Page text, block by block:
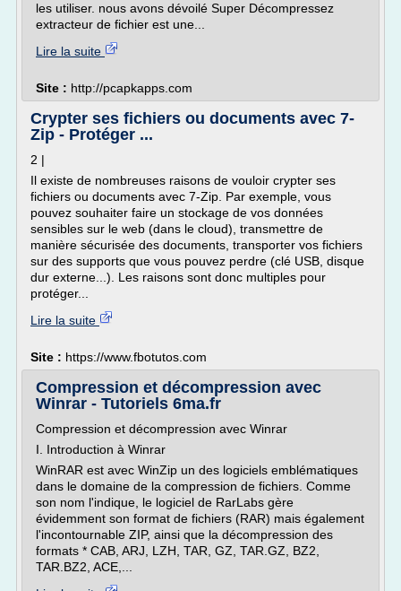
les utiliser. nous avons dévoilé Super Décompressez
extracteur de fichier est une...
Lire la suite
Site : http://pcapkapps.com
Crypter ses fichiers ou documents avec 7-
Zip - Protéger ...
2 |
Il existe de nombreuses raisons de vouloir crypter ses
fichiers ou documents avec 7-Zip. Par exemple, vous
pouvez souhaiter faire un stockage de vos données
sensibles sur le web (dans le cloud), transmettre de
manière sécurisée des documents, transporter vos fichiers
sur des supports que vous pouvez perdre (clé USB, disque
dur externe...). Les raisons sont donc multiples pour
protéger...
Lire la suite
Site : https://www.fbotutos.com
Compression et décompression avec
Winrar - Tutoriels 6ma.fr
Compression et décompression avec Winrar
I. Introduction à Winrar
WinRAR est avec WinZip un des logiciels emblématiques
dans le domaine de la compression de fichiers. Comme
son nom l'indique, le logiciel de RarLabs gère
évidemment son format de fichiers (RAR) mais également
l'incontournable ZIP, ainsi que la décompression des
formats * CAB, ARJ, LZH, TAR, GZ, TAR.GZ, BZ2,
TAR.BZ2, ACE,...